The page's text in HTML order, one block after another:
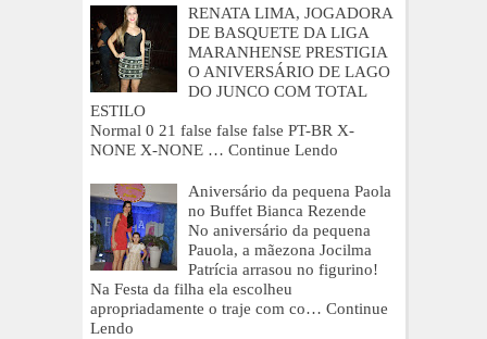
RENATA LIMA, JOGADORA
DE BASQUETE DA LIGA
MARANHENSE PRESTIGIA
O ANIVERSÁRIO DE LAGO
DO JUNCO COM TOTAL
ESTILO
Normal 0 21 false false false PT-BR X-
NONE X-NONE … Continue Lendo
Aniversário da pequena Paola
no Buffet Bianca Rezende
No aniversário da pequena
Pauola, a mãezona Jocilma
Patrícia arrasou no figurino!
Na Festa da filha ela escolheu
apropriadamente o traje com co… Continue
Lendo